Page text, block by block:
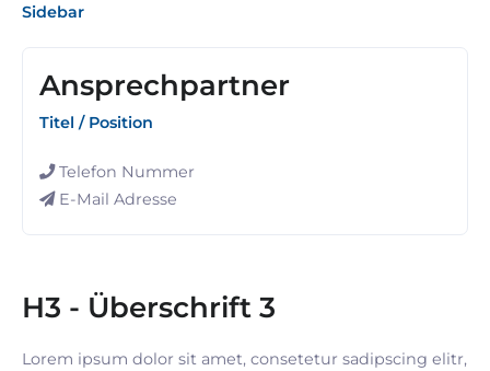
Sidebar
Ansprechpartner
Titel / Position
Telefon Nummer
E-Mail Adresse
H3 - Überschrift 3
Lorem ipsum dolor sit amet, consetetur sadipscing elitr,